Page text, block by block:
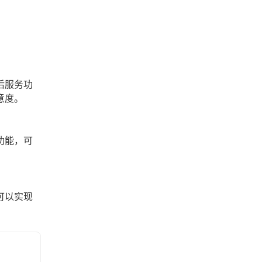
服务功
。
能，可
以实现